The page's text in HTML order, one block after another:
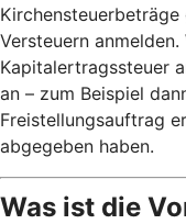
Versteuern
Kapitalertragssteuer
an – zum Beispiel
Freistellungsauftrag
abgegeben haben.
Was ist die